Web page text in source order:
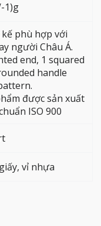
1)g
phù hợp với
người Châu Á.
end, 1 squared
handle
được sản xuất
ISO 900
vỉ nhựa